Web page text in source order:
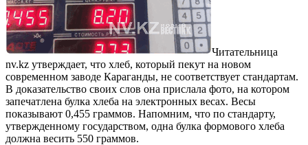
Читательница
nv.kz утверждает, что хлеб, который пекут на новом
современном заводе Караганды, не соответствует стандартам.
В доказательство своих слов она прислала фото, на котором
запечатлена булка хлеба на электронных весах. Весы
показывают 0,455 граммов. Напомним, что по стандарту,
утвержденному государством, одна булка формового хлеба
должна весить 550 граммов.